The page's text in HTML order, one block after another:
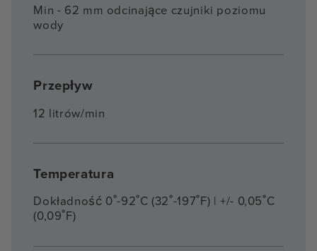
Min - 62 mm odcinające czujniki poziomu
wody
Przepływ
12 litrów/min
Temperatura
Dokładność 0˚-92˚C (32˚-197˚F) | +/- 0,05˚C
(0,09˚F)